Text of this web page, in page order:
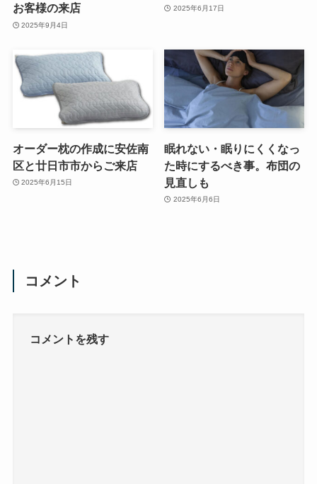
お客様の来店
2025年9月4日
2025年6月17日
オーダー枕の作成に安佐南
区と廿日市市からご来店
2025年6月15日
眠れない・眠りにくくなっ
た時にするべき事。布団の
見直しも
2025年6月6日
コメント
コメントを残す